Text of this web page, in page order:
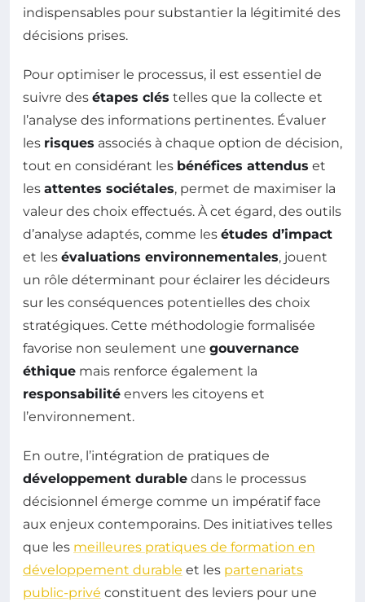
indispensables pour substantier la légitimité des
décisions prises.
Pour optimiser le processus, il est essentiel de
suivre des étapes clés telles que la collecte et
l’analyse des informations pertinentes. Évaluer
les risques associés à chaque option de décision,
tout en considérant les bénéfices attendus et
les attentes sociétales, permet de maximiser la
valeur des choix effectués. À cet égard, des outils
d’analyse adaptés, comme les études d’impact
et les évaluations environnementales, jouent
un rôle déterminant pour éclairer les décideurs
sur les conséquences potentielles des choix
stratégiques. Cette méthodologie formalisée
favorise non seulement une gouvernance
éthique mais renforce également la
responsabilité envers les citoyens et
l’environnement.
En outre, l’intégration de pratiques de
développement durable dans le processus
décisionnel émerge comme un impératif face
aux enjeux contemporains. Des initiatives telles
que les meilleures pratiques de formation en
développement durable et les partenariats
public-privé constituent des leviers pour une